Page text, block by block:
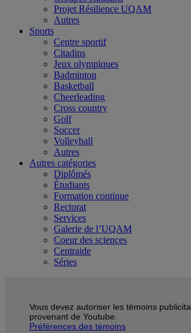
Projet Résilience UQAM
Autres
Sports
Centre sportif
Citadins
Jeux olympiques
Badminton
Basketball
Cheerleading
Cross country
Golf
Soccer
Volleyball
Autres
Autres catégories
Diplômés
Étudiants
Formation continue
Rectorat
Services
Galerie de l’UQAM
Coeur des sciences
Centraide
Séries
Vous devez autoriser les témoins
provenant de Youtube.
Préférences des témoins